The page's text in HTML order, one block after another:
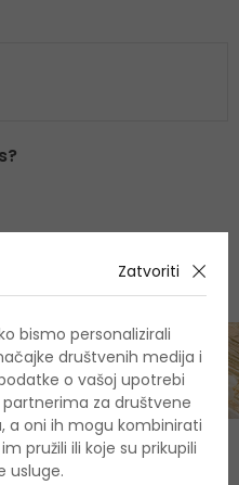
Zatvoriti
bismo personalizirali
društvenih medija i
o vašoj upotrebi
za društvene
a oni ih mogu kombinirati
pružili ili koje su prikupili
usluge.